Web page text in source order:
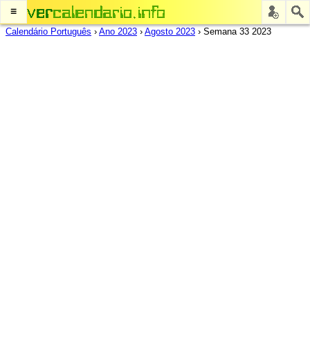
≡
Calendário Português › Ano 2023 › Agosto 2023 › Semana 33 2023